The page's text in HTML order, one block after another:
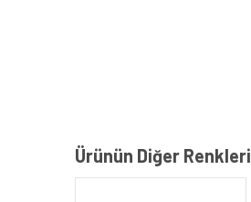
Ürünün Diğer Renkleri